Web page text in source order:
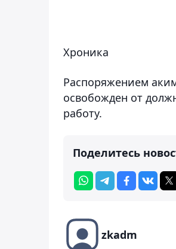
Хроника
Распоряжением
освобожден от
работу.
Поделитесь
zkadm